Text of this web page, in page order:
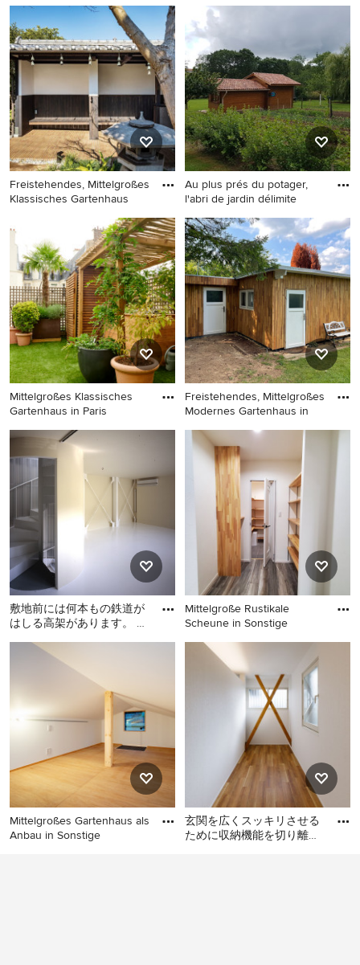
Mittelgroßes Klassisches
Gästehaus in Stuttgart
Mittelgroßer
Geräteschuppen als Anbau in
Sonstige
Freistehendes, Mittelgroßes
Klassisches Gartenhaus
Freistehendes, Mittelgroßes
Klassisches Gartenhaus in
Osaka
Au plus prés du potager,
l'abri de jardin délimite
Freistehender, Mittelgroßer
Landhaus Geräteschuppen in
Bordeaux
Mittelgroßes Klassisches
Gartenhaus in Paris
Mittelgroßes Klassisches
Gartenhaus in Paris
Freistehendes, Mittelgroßes
Modernes Gartenhaus in
Freistehendes, Mittelgroßes
Modernes Gartenhaus in
Hamburg
敷地前には何本もの鉄道が
はしる高架があります。 電
からプライバシーを守りな
Mittelgroßes Modernes
Gartenhaus als Arbeitsplatz,
Studio oder Werkraum in
Tokio
Mittelgroße Rustikale
Scheune in Sonstige
Mittelgroße Rustikale
Scheune in Sonstige
Mittelgroßes Gartenhaus als
Anbau in Sonstige
玄関を広くスッキリさせる
ために収納機能を切り離